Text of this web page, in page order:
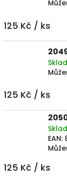
125 Kč / ks
125 Kč / ks
EAN:
125 Kč / ks